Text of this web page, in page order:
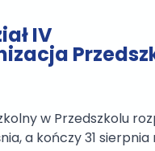
IV
w Przedszkolu
a kończy 31